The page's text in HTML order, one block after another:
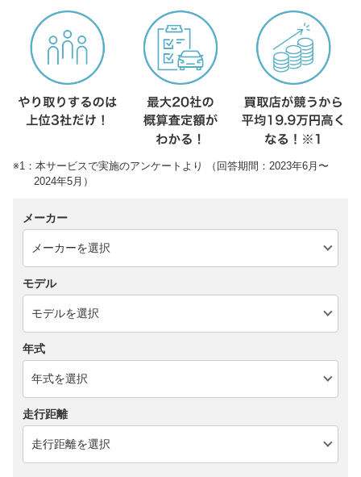
※1：本サービスで実施のアンケートより （回答期間：2023年6月〜
2024年5月）
メーカー
モデル
年式
走行距離